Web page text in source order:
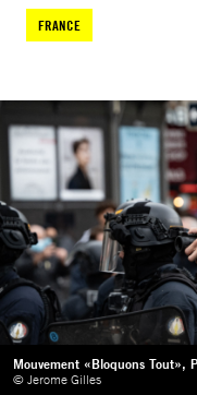
FRANCE
Mouvement «Bloquons Tout»,
© Jerome Gilles